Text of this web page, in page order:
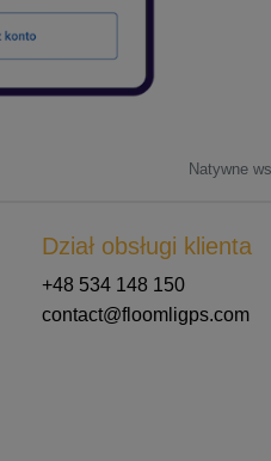
Natywne
Dział obsługi klienta
+48 534 148 150
contact@floomligps.com